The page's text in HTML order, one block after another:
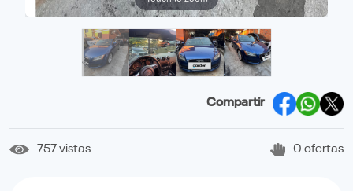
Compartir
757 vistas 0 ofertas